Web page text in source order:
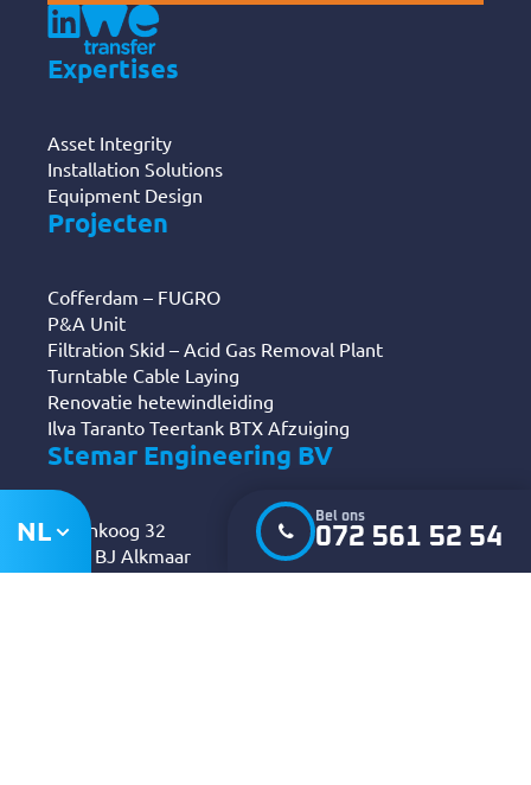
NL Bel ons
072 561 52 54
Expertises
Asset Integrity
Installation Solutions
Equipment Design
Projecten
Cofferdam – FUGRO
P&A Unit
Filtration Skid – Acid Gas Removal Plant
Turntable Cable Laying
Renovatie hetewindleiding
Ilva Taranto Teertank BTX Afzuiging
Stemar Engineering BV
Berenkoog 32
1822 BJ Alkmaar